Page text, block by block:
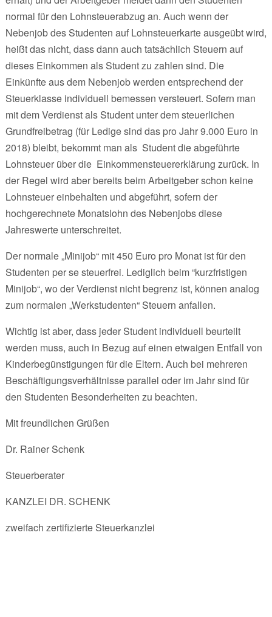
normal für den Lohnsteuerabzug an. Auch wenn der
Nebenjob des Studenten auf Lohnsteuerkarte ausgeübt wird,
heißt das nicht, dass dann auch tatsächlich Steuern auf
dieses Einkommen als Student zu zahlen sind. Die
Einkünfte aus dem Nebenjob werden entsprechend der
Steuerklasse individuell bemessen versteuert. Sofern man
mit dem Verdienst als Student unter dem steuerlichen
Grundfreibetrag (für Ledige sind das pro Jahr 9.000 Euro in
2018) bleibt, bekommt man als Student die abgeführte
Lohnsteuer über die Einkommensteuererklärung zurück. In
der Regel wird aber bereits beim Arbeitgeber schon keine
Lohnsteuer einbehalten und abgeführt, sofern der
hochgerechnete Monatslohn des Nebenjobs diese
Jahreswerte unterschreitet.
Der normale „Minijob“ mit 450 Euro pro Monat ist für den
Studenten per se steuerfrei. Lediglich beim “kurzfristigen
Minijob“, wo der Verdienst nicht begrenz ist, können analog
zum normalen „Werkstudenten“ Steuern anfallen.
Wichtig ist aber, dass jeder Student individuell beurteilt
werden muss, auch in Bezug auf einen etwaigen Entfall von
Kinderbegünstigungen für die Eltern. Auch bei mehreren
Beschäftigungsverhältnisse parallel oder im Jahr sind für
den Studenten Besonderheiten zu beachten.
Mit freundlichen Grüßen
Dr. Rainer Schenk
Steuerberater
KANZLEI DR. SCHENK
zweifach zertifizierte Steuerkanzlei